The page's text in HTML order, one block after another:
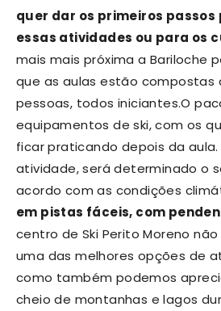
quer dar os primeiros
essas atividades ou para os
mais mais próxima a Bariloche
que as aulas estão compostas
pessoas, todos iniciantes.O
equipamentos de ski, com os
ficar praticando depois da aula.
atividade, será determinado o
acordo com as condições
em pistas fáceis, com
centro de Ski Perito Moreno
uma das melhores opções de
como também podemos
cheio de montanhas e lagos